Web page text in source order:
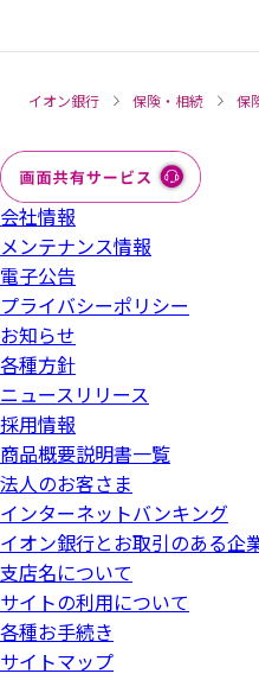
イオン銀行 保険・相続 保
会社情報
メンテナンス情報
電子公告
プライバシーポリシー
お知らせ
各種方針
ニュースリリース
採用情報
商品概要説明書一覧
法人のお客さま
インターネットバンキング
イオン銀行とお取引のある企
支店名について
サイトの利用について
各種お手続き
サイトマップ